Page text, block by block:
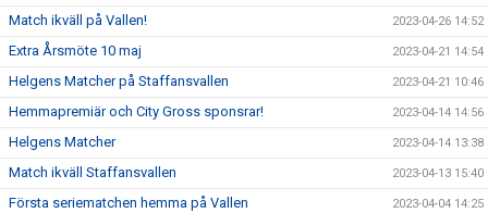
Match ikväll på Vallen! 2023-04-26 14:52
Extra Årsmöte 10 maj 2023-04-21 14:54
Helgens Matcher på Staffansvallen 2023-04-21 10:46
Hemmapremiär och City Gross sponsrar! 2023-04-14 14:56
Helgens Matcher 2023-04-14 13:38
Match ikväll Staffansvallen 2023-04-13 15:40
Första seriematchen hemma på Vallen 2023-04-04 14:25